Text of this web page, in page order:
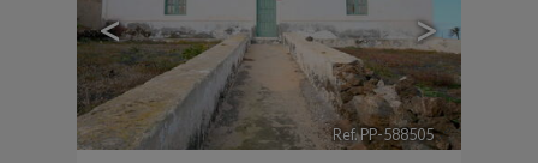
< >
Ref. PP-588505🔗